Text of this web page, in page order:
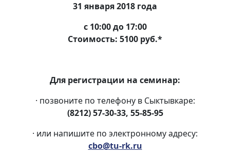
31 января 2018 года
с 10:00 до 17:00
Стоимость: 5100 руб.*
Для регистрации на семинар:
· позвоните по телефону в Сыктывкаре:
(8212) 57-30-33, 55-85-95
· или напишите по электронному адресу:
cbo@tu-rk.ru